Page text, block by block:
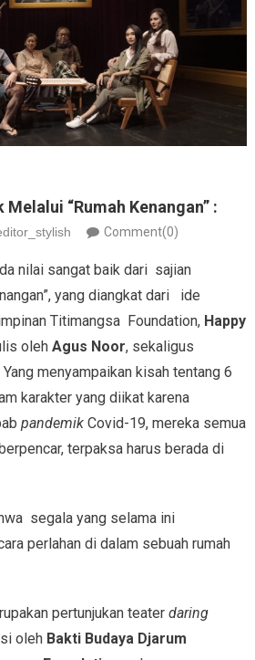
“Rumah Kenangan” :
Comment(0)
nilai sangat baik dari sajian
yang diangkat dari ide
Titimangsa Foundation, Happy
oleh Agus Noor, sekaligus
menyampaikan kisah tentang 6
karakter yang diikat karena
pandemikCovid-19, mereka semua
terpaksa harus berada di
segala yang selama ini
perlahan di dalam sebuah rumah
pertunjukan teater daring
oleh Bakti Budaya Djarum